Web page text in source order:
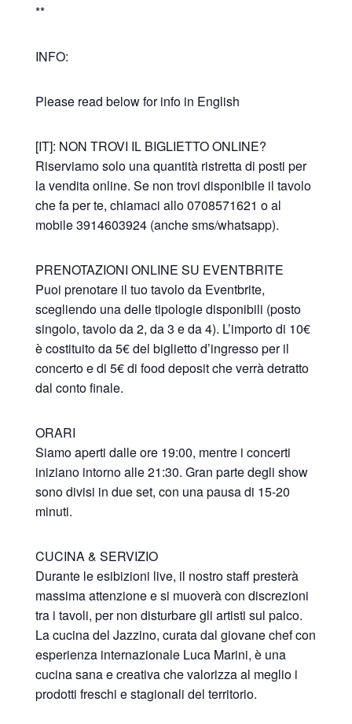
**
INFO:
Please read below for info in English
[IT]: NON TROVI IL BIGLIETTO ONLINE?
Riserviamo solo una quantità ristretta di posti per
la vendita online. Se non trovi disponibile il tavolo
che fa per te, chiamaci allo 0708571621 o al
mobile 3914603924 (anche sms/whatsapp).
PRENOTAZIONI ONLINE SU EVENTBRITE
Puoi prenotare il tuo tavolo da Eventbrite,
scegliendo una delle tipologie disponibili (posto
singolo, tavolo da 2, da 3 e da 4). L’importo di 10€
è costituito da 5€ del biglietto d’ingresso per il
concerto e di 5€ di food deposit che verrà detratto
dal conto finale.
ORARI
Siamo aperti dalle ore 19:00, mentre i concerti
iniziano intorno alle 21:30. Gran parte degli show
sono divisi in due set, con una pausa di 15-20
minuti.
CUCINA & SERVIZIO
Durante le esibizioni live, il nostro staff presterà
massima attenzione e si muoverà con discrezioni
tra i tavoli, per non disturbare gli artisti sul palco.
La cucina del Jazzino, curata dal giovane chef con
esperienza internazionale Luca Marini, è una
cucina sana e creativa che valorizza al meglio i
prodotti freschi e stagionali del territorio.